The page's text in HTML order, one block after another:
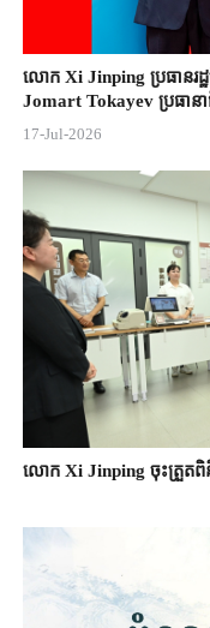
លោក Xi Jinping ប្រធានរដ្
Jomart ​Tokayev ​ប្រធាន
17-Jul-2026
លោក Xi Jinping ចុះត្រួតពិ